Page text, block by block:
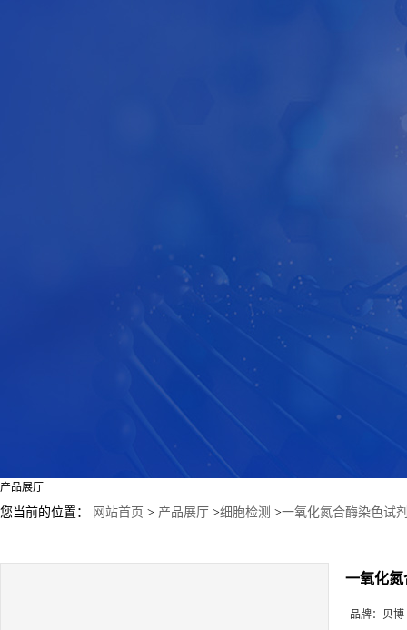
产品展厅
您当前的位置： 网站首页 > 产品展厅 >细胞检测 >一氧化氮合酶染色试
一氧化氮
品牌： 贝博